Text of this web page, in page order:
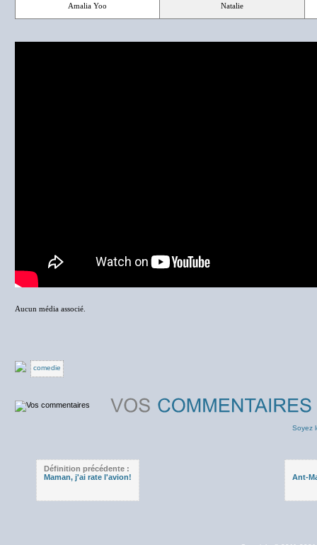
Amalia Yoo Natalie
Aucun média associé.
comedie
Soyez
Définition précédente :
Maman, j'ai rate l'avion!
Ant-